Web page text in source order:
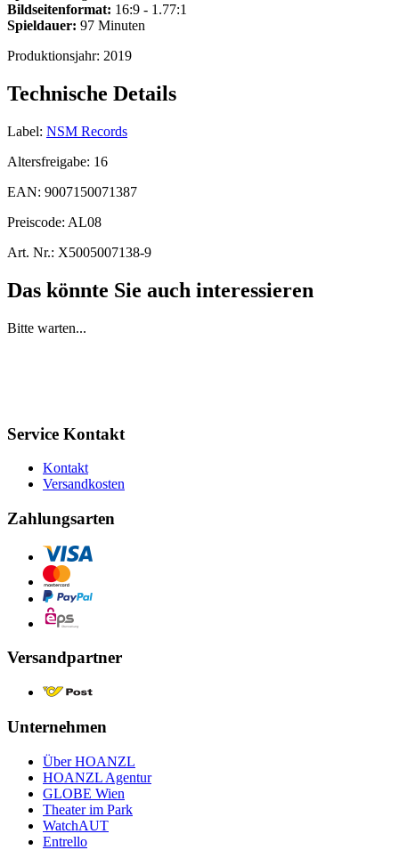
Bildseitenformat: 16:9 - 1.77:1
Spieldauer: 97 Minuten
Produktionsjahr: 2019
Technische Details
Label: NSM Records
Altersfreigabe: 16
EAN: 9007150071387
Preiscode: AL08
Art. Nr.: X5005007138-9
Das könnte Sie auch interessieren
Bitte warten...
Service Kontakt
Kontakt
Versandkosten
Zahlungsarten
Versandpartner
Unternehmen
Über HOANZL
HOANZL Agentur
GLOBE Wien
Theater im Park
WatchAUT
Entrello